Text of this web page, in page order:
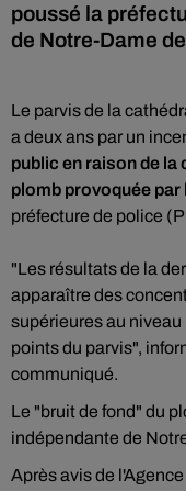
poussé la
de Notre-Dame
Le parvis de la
a deux ans par un
public en raison de
plomb provoquée par
préfecture de police
"Les résultats de la
apparaître des
supérieures au
points du parvis",
communiqué.
Le "bruit de fond" du
indépendante de
Après avis de